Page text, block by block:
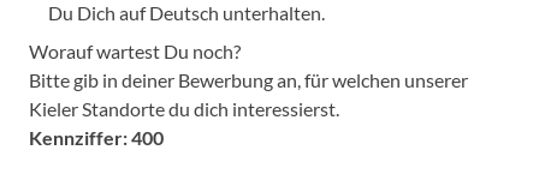
Du Dich auf Deutsch unterhalten.
Worauf wartest Du noch?
Bitte gib in deiner Bewerbung an, für welchen unserer
Kieler Standorte du dich interessierst.
Kennziffer: 400